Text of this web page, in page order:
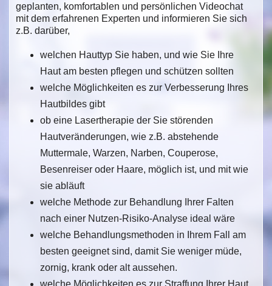
geplanten, komfortablen und persönlichen Videochat
mit dem erfahrenen Experten und informieren Sie sich
z.B. darüber,
welchen Hauttyp Sie haben, und wie Sie Ihre
Haut am besten pflegen und schützen sollten
welche Möglichkeiten es zur Verbesserung Ihres
Hautbildes gibt
ob eine Lasertherapie der Sie störenden
Hautveränderungen, wie z.B. abstehende
Muttermale, Warzen, Narben, Couperose,
Besenreiser oder Haare, möglich ist, und mit wie
sie abläuft
welche Methode zur Behandlung Ihrer Falten
nach einer Nutzen-Risiko-Analyse ideal wäre
welche Behandlungsmethoden in Ihrem Fall am
besten geeignet sind, damit Sie weniger müde,
zornig, krank oder alt aussehen.
welche Möglichkeiten es zur Straffung Ihrer Haut